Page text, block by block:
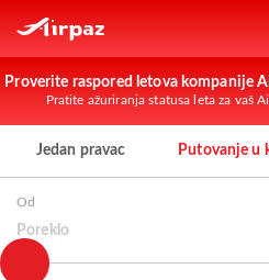
Proverite raspored letova kompanije
Pratite ažuriranja statusa leta za vaš
Jedan pravac Putovanje u
Od
Poreklo